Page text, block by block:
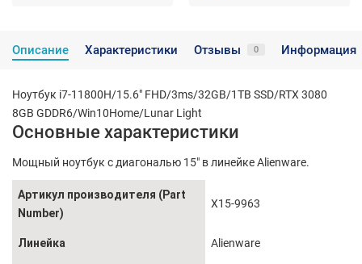
Описание Характеристики Отзывы 0 Информация
Ноутбук i7-11800H/15.6" FHD/3ms/32GB/1TB SSD/RTX 3080
8GB GDDR6/Win10Home/Lunar Light
Основные характеристики
Мощный ноутбук с диагональю 15" в линейке Alienware.
Артикул производителя (Part
Number)
X15-9963
Линейка Alienware